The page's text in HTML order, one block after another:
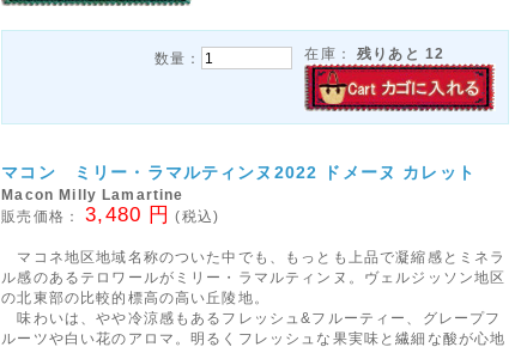
数量： 在庫：残りあと 12
マコン ミリー・ラマルティンヌ2022 ドメーヌ カレット
Macon Milly Lamartine
販売価格：3,480 円 (税込)
マコネ地区地域名称のついた中でも、もっとも上品で凝縮感とミネラ
ル感のあるテロワールがミリー・ラマルティンヌ。ヴェルジッソン地区
の北東部の比較的標高の高い丘陵地。
味わいは、やや冷涼感もあるフレッシュ&フルーティー、グレープフ
ルーツや白い花のアロマ。明るくフレッシュな果実味と繊細な酸が心地